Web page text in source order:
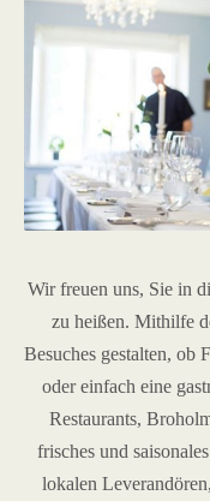
Wir freuen uns, Sie in
zu heißen. Mithilfe
Besuches gestalten, ob
oder einfach eine
Restaurants,
frisches und
lokalen